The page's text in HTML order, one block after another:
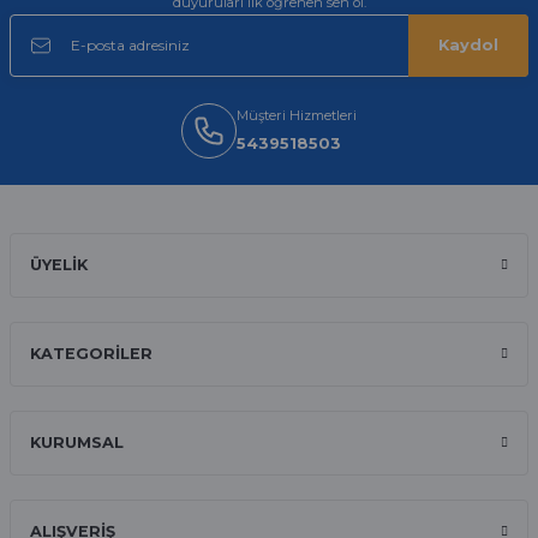
Ali Bilge Ertan | 11/09/2025
Kaydol
Müşteri Hizmetleri
5439518503
ÜYELİK
KATEGORİLER
KURUMSAL
ALIŞVERİŞ